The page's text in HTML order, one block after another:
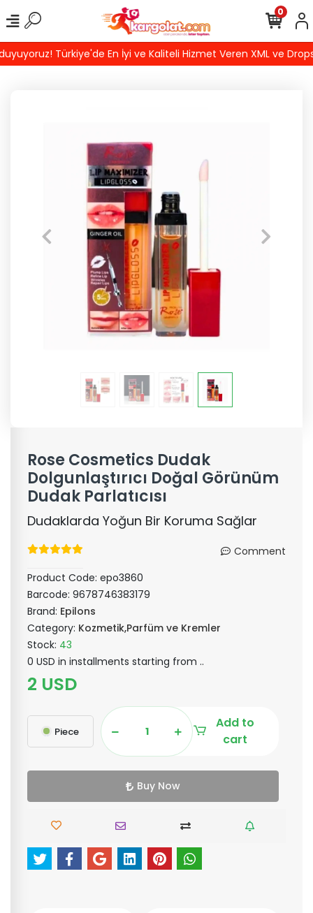
Türkiye'de En İyi ve Kaliteli Hizmet Veren XML ve
0
Rose Cosmetics Dudak
Dolgunlaştırıcı Doğal Görünüm
Dudak Parlatıcısı
Dudaklarda Yoğun Bir Koruma Sağlar
Comment
Product Code: epo3860
Barcode: 9678746383179
Brand: Epilons
Category: Kozmetik,Parfüm ve Kremler
Stock: 43
0 USD in installments starting from ..
2 USD
Piece
Add to
cart
Buy Now